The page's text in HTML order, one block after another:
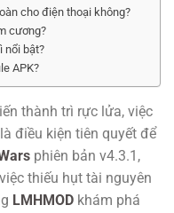
cho điện thoại không?
cương?
nổi bật?
APK?
thành trì rực lửa, việc
điều kiện tiên quyết để
phiên bản v4.3.1,
thiếu hụt tài nguyên
LMHMOD khám phá